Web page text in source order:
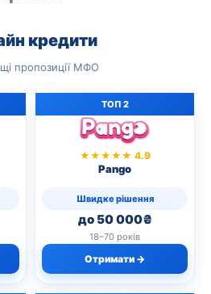
кредити
пропозиції МФО
ТОП 2
★★★★★ 4.9
Pango
Швидке рішення
до 50 000₴
18–70 років
Отримати →